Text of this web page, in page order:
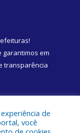
!
garantimos em
transparência
de
você